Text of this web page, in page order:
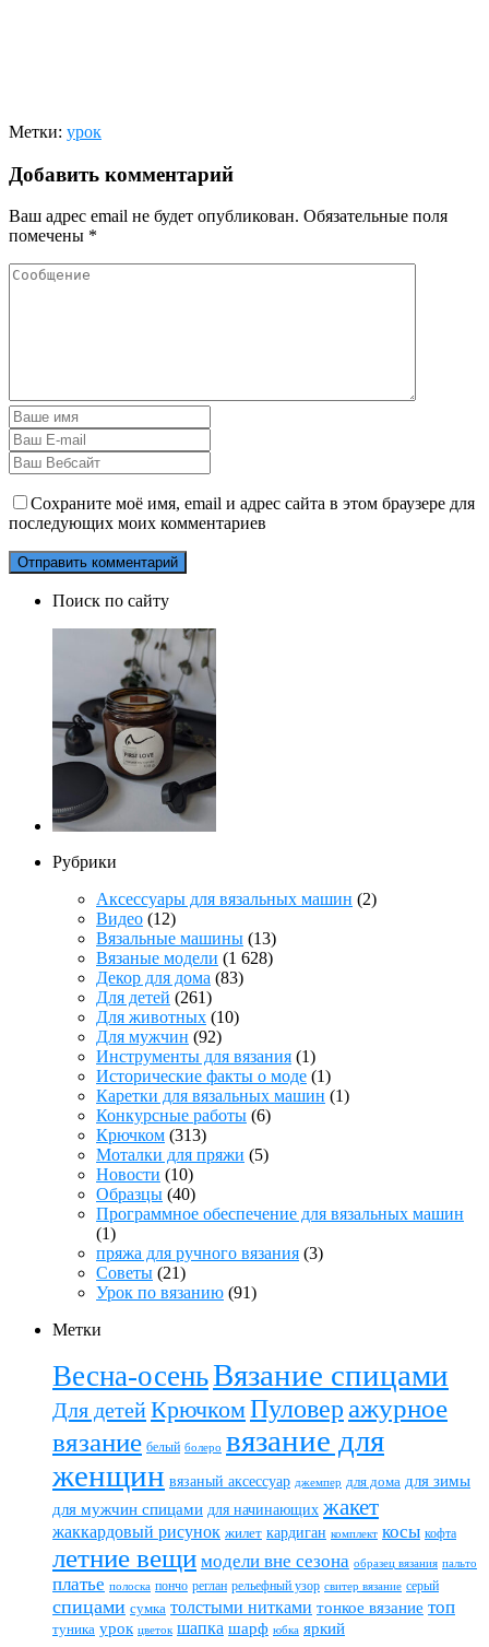
Метки: урок
Добавить комментарий
Ваш адрес email не будет опубликован. Обязательные поля
помечены *
Сохраните моё имя, email и адрес сайта в этом браузере для
последующих моих комментариев
Поиск по сайту
Рубрики
Аксессуары для вязальных машин (2)
Видео (12)
Вязальные машины (13)
Вязаные модели (1 628)
Декор для дома (83)
Для детей (261)
Для животных (10)
Для мужчин (92)
Инструменты для вязания (1)
Исторические факты о моде (1)
Каретки для вязальных машин (1)
Конкурсные работы (6)
Крючком (313)
Моталки для пряжи (5)
Новости (10)
Образцы (40)
Программное обеспечение для вязальных машин
(1)
пряжа для ручного вязания (3)
Советы (21)
Урок по вязанию (91)
Метки
Весна-осеньВязание спицами
Для детейКрючкомПуловер ажурное
вязание белый болеро вязание для
женщин вязаный аксессуар джемпер для дома для зимы
для мужчин спицами для начинающих жакет
жаккардовый рисунок жилет кардиган комплект косы кофта
летние вещи модели вне сезона образец вязания пальто
платье полоска пончо реглан рельефный узор свитер вязание серый
спицами сумка толстыми нитками тонкое вязание топ
туника урок цветок шапка шарф юбка яркий